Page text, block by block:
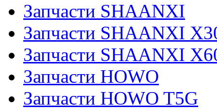
Запчасти SHAANXI
Запчасти SHAANXI
Запчасти SHAANXI
Запчасти HOWO
Запчасти HOWO T5G